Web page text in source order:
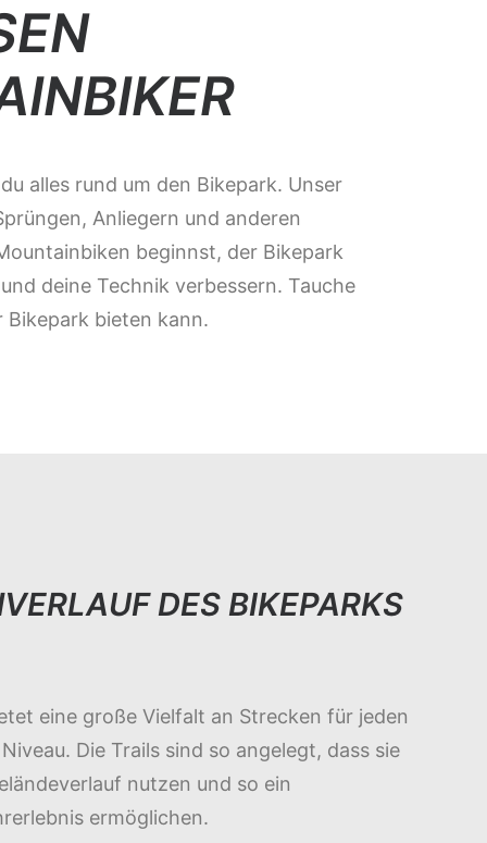
alles rund um den Bikepark. Unser
Anliegern und anderen
beginnst, der Bikepark
deine Technik verbessern. Tauche
Bikepark bieten kann.
DES BIKEPARKS
eine große Vielfalt an Strecken für jeden
Die Trails sind so angelegt, dass sie
nutzen und so ein
ermöglichen.